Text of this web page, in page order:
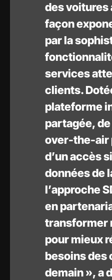
des voitures
façon
par la
services
clients.
plateforme
partagée,
over-the-air
d’un accès
données de
l’approche
en
transformer
pour mieux
besoins des
demain », a